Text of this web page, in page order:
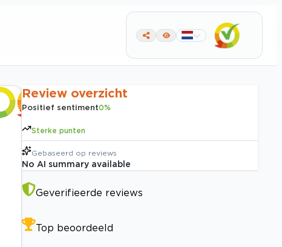
Review overzicht
Positief sentiment0%
Sterke punten
Gebaseerd op reviews
No AI summary available
Geverifieerde reviews
Top beoordeeld